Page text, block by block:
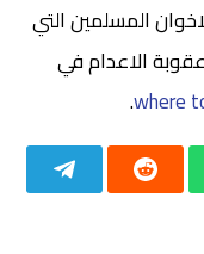
المسلمين التي
الاعدام في
where
.